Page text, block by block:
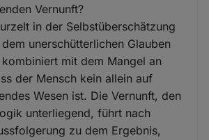
Vernunft?
in der Selbstüberschätzung
unerschütterlichen Glauben
mit dem Mangel an
der Mensch kein allein auf
Wesen ist. Die Vernunft, den
unterliegend, führt nach
zu dem Ergebnis,